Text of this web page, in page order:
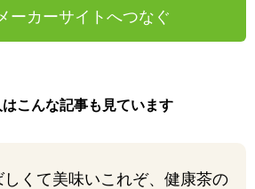
ーカーサイトへつなぐ
こんな記事も見ています
しくて美味いこれぞ、健康茶の